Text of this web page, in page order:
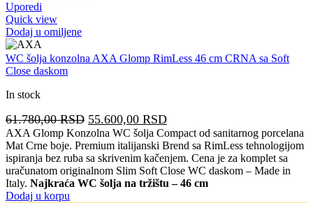
Uporedi
Quick view
Dodaj u omiljene
WC šolja konzolna AXA Glomp RimLess 46 cm CRNA sa Soft
Close daskom
In stock
61.780,00RSD Originalna
cena
je
bila:
61.780,00 RSD.
55.600,00 RSDTrenutna
cena
je:
55.600,00 RSD.
AXA Glomp Konzolna WC šolja Compact od sanitarnog porcelana
Mat Crne boje. Premium italijanski Brend sa RimLess tehnologijom
ispiranja bez ruba sa skrivenim kačenjem. Cena je za komplet sa
uračunatom originalnom Slim Soft Close WC daskom – Made in
Italy. Najkraća WC šolja na tržištu – 46 cm
Dodaj u korpu